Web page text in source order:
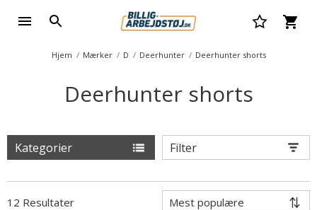
Hjem Mærker D Deerhunter Deerhunter shorts
Deerhunter shorts
Kategorier Filter
12 Resultater